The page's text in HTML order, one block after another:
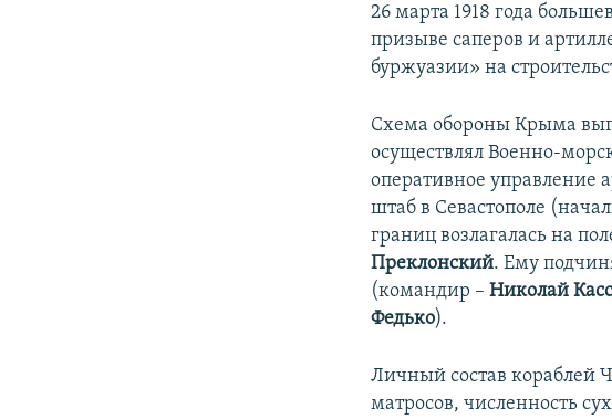
26 марта 1918 года
призыве саперов и
буржуазии» на
Схема обороны Крыма
осуществлял Военно-
оперативное
штаб в Севастополе
границ возлагалась на
Преклонский. Ему
(командир –Николай
Федько).
Личный состав кораблей
матросов, численность